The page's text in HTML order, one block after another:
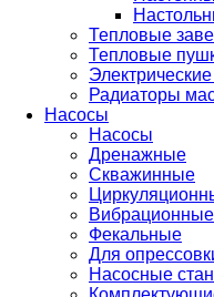
Тепловые
Тепловые
Радиаторы
Насосы
Насосы
Дренажные
Скважинные
Вибрационные
Фекальные
Для
Насосные